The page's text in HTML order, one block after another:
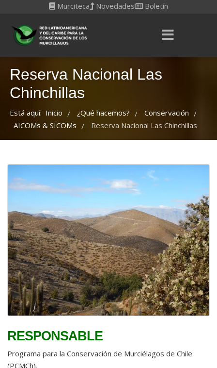
Murciteca Novedades Boletín
Reserva Nacional Las
Chinchillas
Está aquí: Inicio / ¿Qué hacemos? / Conservación /
AICOMs & SICOMs / Reserva Nacional Las Chinchillas
RESPONSABLE
Programa para la Conservación de Murciélagos de Chile
(PCMCh).